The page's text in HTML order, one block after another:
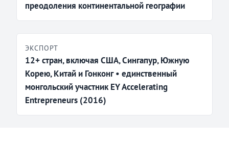
преодоления континентальной географии
ЭКСПОРТ
12+ стран, включая США, Сингапур, Южную
Корею, Китай и Гонконг • единственный
монгольский участник EY Accelerating
Entrepreneurs (2016)